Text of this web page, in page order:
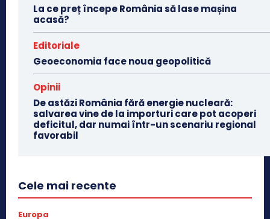
La ce preț începe România să lase mașina
acasă?
Editoriale
Geoeconomia face noua geopolitică
Opinii
De astăzi România fără energie nucleară:
salvarea vine de la importuri care pot acoperi
deficitul, dar numai într-un scenariu regional
favorabil
Cele mai recente
Europa